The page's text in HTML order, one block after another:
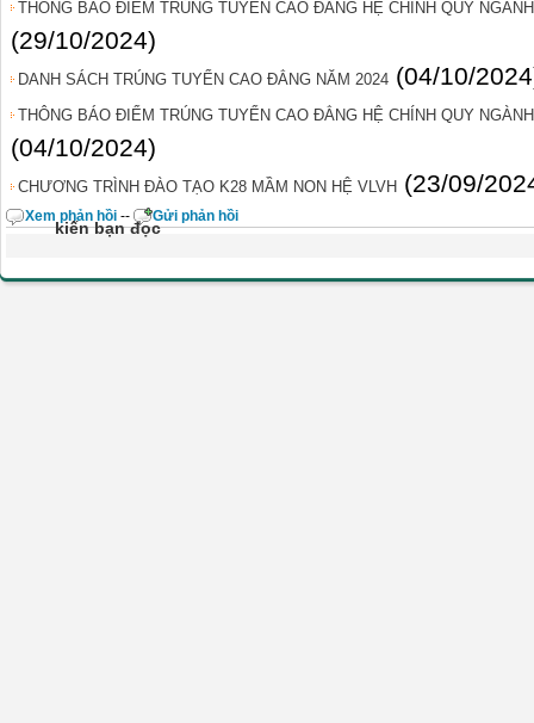
THÔNG BÁO ĐIỂM TRÚNG TUYỂN CAO ĐẲNG HỆ CHÍNH QUY
(29/10/2024)
DANH SÁCH TRÚNG TUYỂN CAO ĐẲNG NĂM 2024 (04/10/
THÔNG BÁO ĐIỂM TRÚNG TUYỂN CAO ĐẲNG HỆ CHÍNH QUY
(04/10/2024)
CHƯƠNG TRÌNH ĐÀO TẠO K28 MẦM NON HỆ VLVH (23/09/
kiến bạn đọc
Xem phản hồi -- Gửi phản hồi